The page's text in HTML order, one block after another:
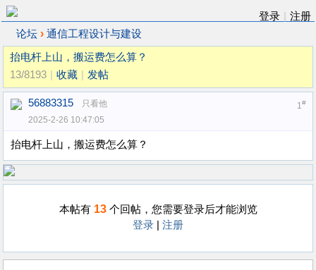
登录
注册
论坛 › 通信工程设计与建设
抬电杆上山，搬运费怎么算？
13/8193
收藏 发帖
1#
56883315
只看他
2025-2-26 10:47:05
抬电杆上山，搬运费怎么算？
本帖有 13个回帖，您需要登录后才能浏览
登录
注册